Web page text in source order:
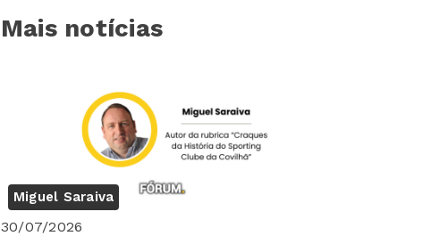
Mais notícias
Miguel Saraiva
30/07/2026